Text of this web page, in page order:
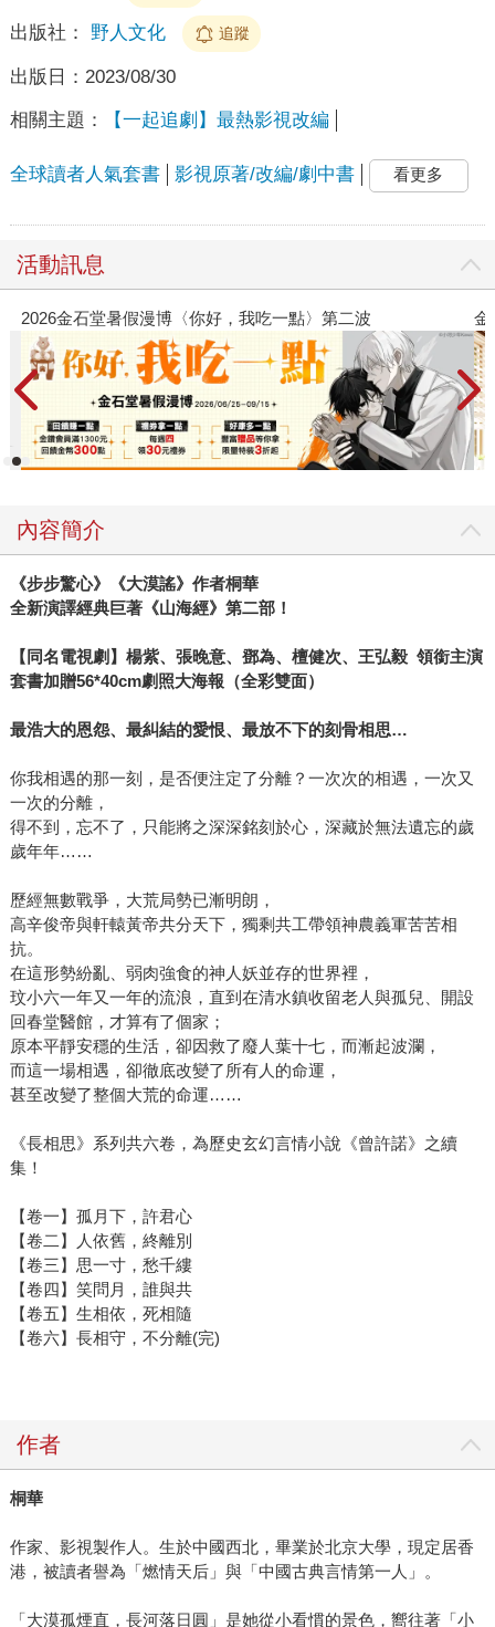
出版社： 野人文化 追蹤
出版日： 2023/08/30
相關主題： 【一起追劇】最熱影視改編
全球讀者人氣套書 影視原著/改編/劇中書 看更多
活動訊息
金石堂2026海外優惠：電子書
內容簡介
《步步驚心》《大漠謠》作者桐華
全新演譯經典巨著《山海經》第二部！
【同名電視劇】楊紫、張晚意、鄧為、檀健次、王弘毅 領銜主演
套書加贈56*40cm劇照大海報（全彩雙面）
最浩大的恩怨、最糾結的愛恨、最放不下的刻骨相思…
你我相遇的那一刻，是否便注定了分離？一次次的相遇，一次又
一次的分離，
得不到，忘不了，只能將之深深銘刻於心，深藏於無法遺忘的歲
歲年年……
歷經無數戰爭，大荒局勢已漸明朗，
高辛俊帝與軒轅黃帝共分天下，獨剩共工帶領神農義軍苦苦相
抗。
在這形勢紛亂、弱肉強食的神人妖並存的世界裡，
玟小六一年又一年的流浪，直到在清水鎮收留老人與孤兒、開設
回春堂醫館，才算有了個家；
原本平靜安穩的生活，卻因救了廢人葉十七，而漸起波瀾，
而這一場相遇，卻徹底改變了所有人的命運，
甚至改變了整個大荒的命運……
《長相思》系列共六卷，為歷史玄幻言情小說《曾許諾》之續
集！
【卷一】孤月下，許君心
【卷二】人依舊，終離別
【卷三】思一寸，愁千縷
【卷四】笑問月，誰與共
【卷五】生相依，死相隨
【卷六】長相守，不分離(完)
作者
桐華
作家、影視製作人。生於中國西北，畢業於北京大學，現定居香
港，被讀者譽為「燃情天后」與「中國古典言情第一人」。
「大漠孤煙直，長河落日圓」是她從小看慣的景色，嚮往著「小